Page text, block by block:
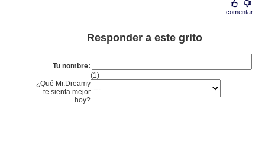
comentar
Responder a este grito
Tu nombre:
(1)
¿Qué Mr.Dreamy
te sienta mejor
hoy?